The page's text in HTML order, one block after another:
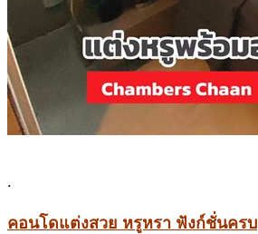
.
คอนโดแต่งสวย หรูหรา ฟังก์ชั่นครบ